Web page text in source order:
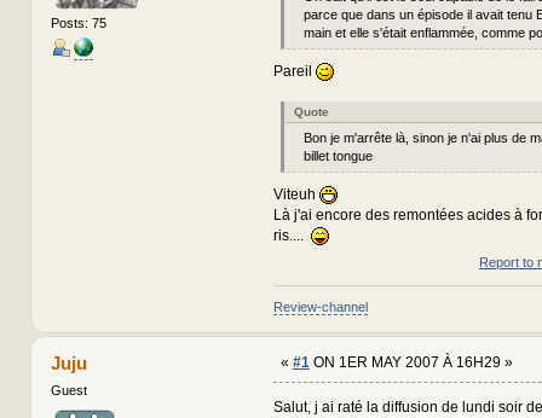
Posts: 75
parce que dans un épisode il avait tenu
main et elle s'était enflammée, comme
Pareil
Quote
Bon je m'arrête là, sinon je n'ai plus de
billet tongue
Viteuh
Là j'ai encore des remontées acides à
ris....
Report to
Review-channel
Juju
Guest
« #1ON 1ER MAY 2007 À 16H29 »
Salut, j ai raté la diffusion de lundi soir